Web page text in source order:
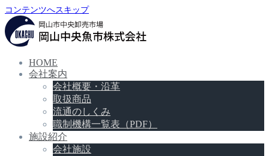
コンテンツへスキップ
HOME
会社案内
会社概要・沿革
取扱商品
流通のしくみ
職制機構一覧表（PDF）
施設紹介
会社施設